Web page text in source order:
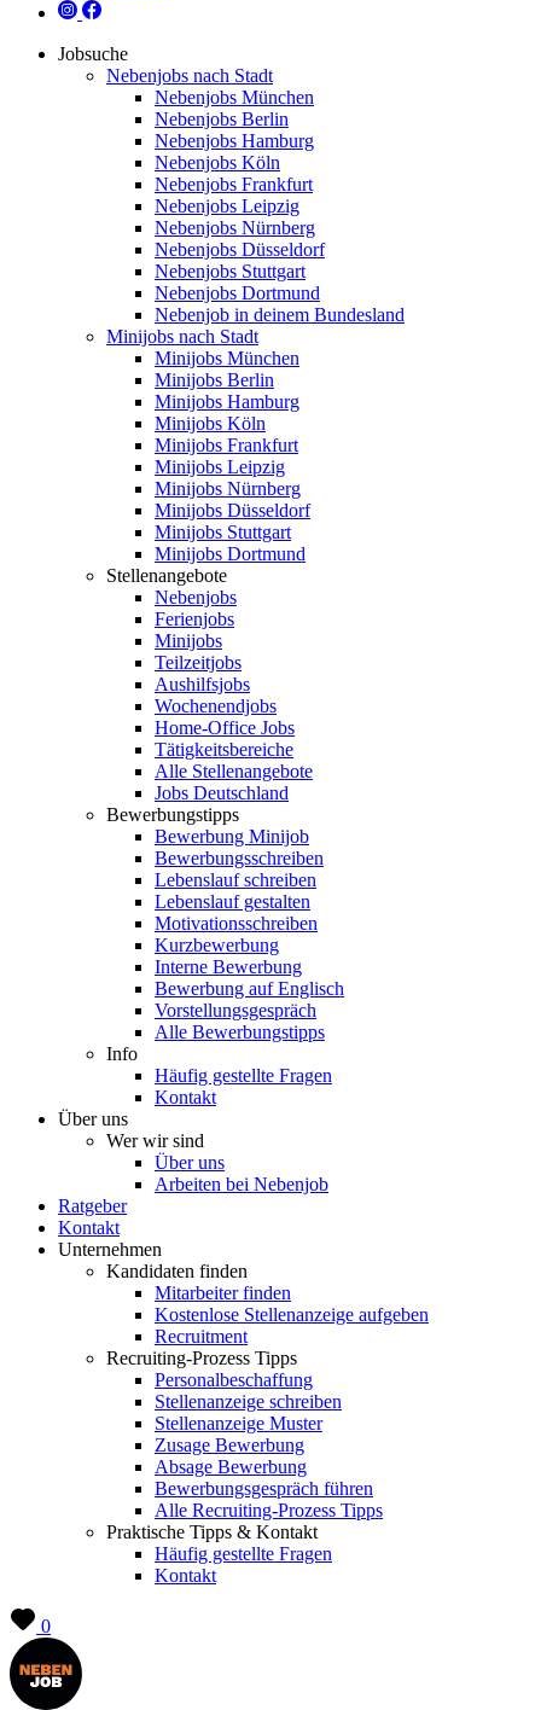
Jobsuche
Nebenjobs nach Stadt
Nebenjobs München
Nebenjobs Berlin
Nebenjobs Hamburg
Nebenjobs Köln
Nebenjobs Frankfurt
Nebenjobs Leipzig
Nebenjobs Nürnberg
Nebenjobs Düsseldorf
Nebenjobs Stuttgart
Nebenjobs Dortmund
Nebenjob in deinem Bundesland
Minijobs nach Stadt
Minijobs München
Minijobs Berlin
Minijobs Hamburg
Minijobs Köln
Minijobs Frankfurt
Minijobs Leipzig
Minijobs Nürnberg
Minijobs Düsseldorf
Minijobs Stuttgart
Minijobs Dortmund
Stellenangebote
Nebenjobs
Ferienjobs
Minijobs
Teilzeitjobs
Aushilfsjobs
Wochenendjobs
Home-Office Jobs
Tätigkeitsbereiche
Alle Stellenangebote
Jobs Deutschland
Bewerbungstipps
Bewerbung Minijob
Bewerbungsschreiben
Lebenslauf schreiben
Lebenslauf gestalten
Motivationsschreiben
Kurzbewerbung
Interne Bewerbung
Bewerbung auf Englisch
Vorstellungsgespräch
Alle Bewerbungstipps
Info
Häufig gestellte Fragen
Kontakt
Über uns
Wer wir sind
Über uns
Arbeiten bei Nebenjob
Ratgeber
Kontakt
Unternehmen
Kandidaten finden
Mitarbeiter finden
Kostenlose Stellenanzeige aufgeben
Recruitment
Recruiting-Prozess Tipps
Personalbeschaffung
Stellenanzeige schreiben
Stellenanzeige Muster
Zusage Bewerbung
Absage Bewerbung
Bewerbungsgespräch führen
Alle Recruiting-Prozess Tipps
Praktische Tipps & Kontakt
Häufig gestellte Fragen
Kontakt
0